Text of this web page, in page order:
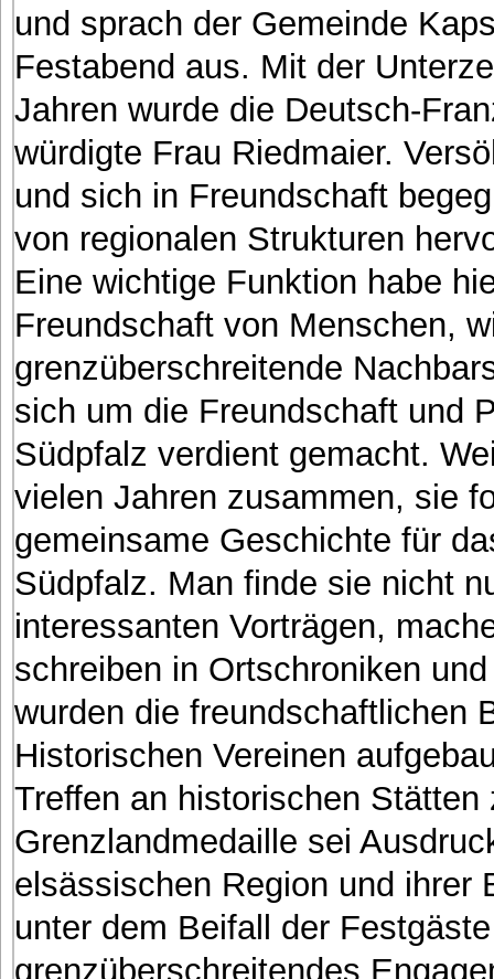
und sprach der Gemeinde
Festabend aus. Mit der
Jahren wurde die Deutsch-
würdigte Frau Riedmaier.
und sich in Freundschaft
von regionalen Strukturen
Eine wichtige Funktion habe
Freundschaft von Menschen,
grenzüberschreitende
sich um die Freundschaft und
Südpfalz verdient gemacht.
vielen Jahren zusammen, sie
gemeinsame Geschichte für
Südpfalz. Man finde sie nicht
interessanten Vorträgen,
schreiben in Ortschroniken
wurden die freundschaftlichen
Historischen Vereinen
Treffen an historischen
Grenzlandmedaille sei
elsässischen Region und ihrer
unter dem Beifall der
grenzüberschreitendes